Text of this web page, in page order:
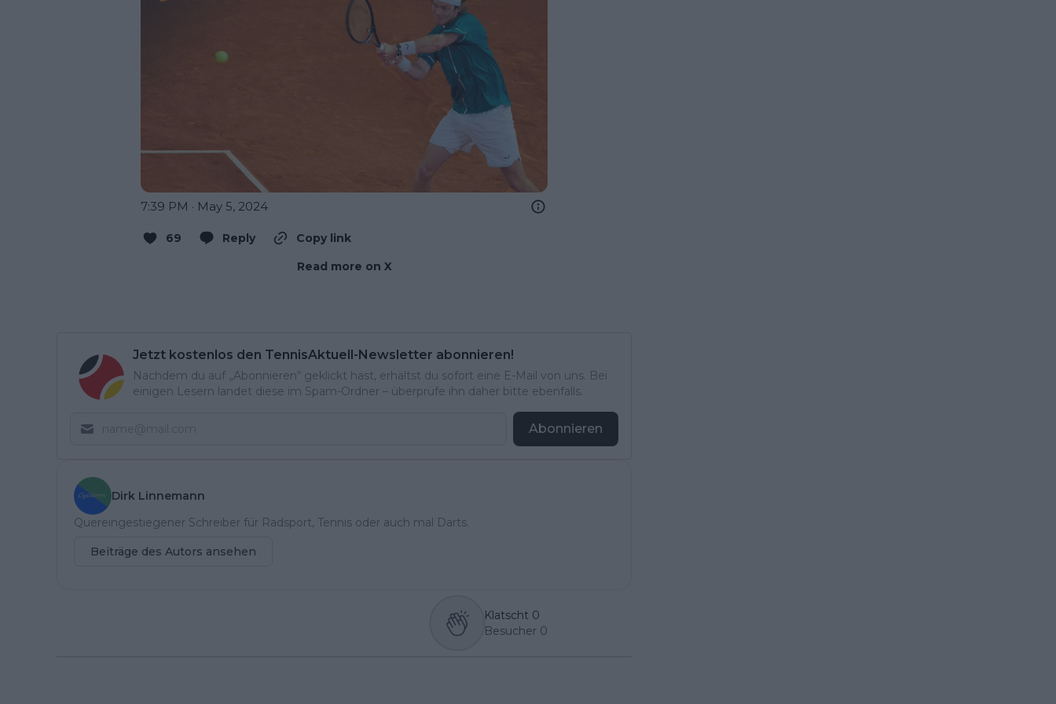
7:39 PM · May 5, 2024
69 Reply
Copy link
Read more on X
Jetzt kostenlos den TennisAktuell-Newsletter abonnieren!
Nachdem du auf „Abonnieren“ geklickt hast, erhältst du sofort eine E-Mail von uns. Bei
einigen Lesern landet diese im Spam-Ordner – überprüfe ihn daher bitte ebenfalls.
Abonnieren
Dirk Linnemann
Quereingestiegener Schreiber für Radsport, Tennis oder auch mal Darts.
Beiträge des Autors ansehen
Klatscht 0
Besucher 0